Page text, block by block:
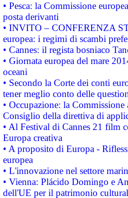
• Pesca: la Commissione
posta derivanti
• INVITO – CONFERENZA
europea: i regimi di scambi
• Cannes: il regista bosniaco
• Giornata europea del mare
oceani
• Secondo la Corte dei conti
tener meglio conto delle
• Occupazione: la
Consiglio della direttiva di
• Al Festival di Cannes 21 film
Europa creativa
• A proposito di Europa -
europea
• L'innovazione nel settore
• Vienna: Plácido Domingo e
dell'UE per il patrimonio